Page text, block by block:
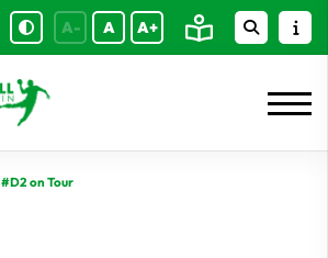
A- A A+
#D2 on Tour